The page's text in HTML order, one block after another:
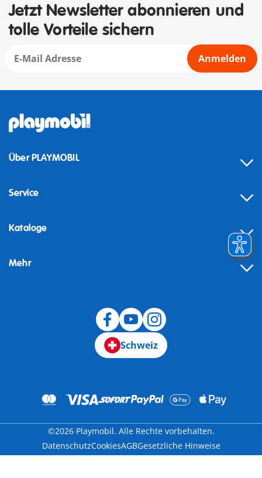
Jetzt Newsletter abonnieren und
tolle Vorteile sichern
Anmelden
Über PLAYMOBIL
Service
Kataloge
Mehr
Schweiz
©2026 Playmobil. Alle Rechte vorbehalten.
DatenschutzCookiesAGBGesetzliche Hinweise